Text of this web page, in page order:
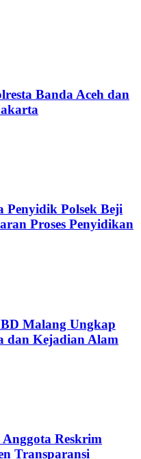
Banda Aceh dan
Penyidik Polsek Beji
Proses Penyidikan
Malang Ungkap
dan Kejadian Alam
Reskrim
Transparansi